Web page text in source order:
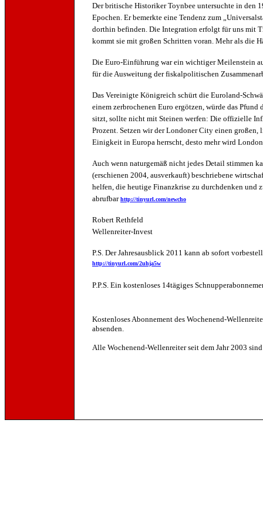
Der britische Historiker Toynbee untersuchte in den
Epochen. Er bemerkte eine Tendenz zum
dorthin befinden. Die Integration erfolgt für uns mit
kommt sie mit großen Schritten voran. Mehr als die
Die Euro-Einführung war ein wichtiger Meilenstein
für die Ausweitung der fiskalpolitischen
Das Vereinigte Königreich schürt die Euroland-
einem zerbrochenen Euro ergötzen, würde das
sitzt, sollte nicht mit Steinen werfen: Die offizielle
Prozent. Setzen wir der Londoner City einen
Einigkeit in Europa herrscht, desto mehr wird
Auch wenn naturgemäß nicht jedes Detail stimmen
(erschienen 2004, ausverkauft) beschriebene
helfen, die heutige Finanzkrise zu durchdenken und
abrufbarhttp://tinyurl.com/newcho
Robert Rethfeld
Wellenreiter-Invest
P.S. Der Jahresausblick 2011 kann ab sofort
http://tinyurl.com/2uhja5w
P.P.S. Ein kostenloses 14tägiges
KostenlosesAbonnement des Wochenend-
absenden.
Alle Wochenend-Wellenreiter seit dem Jahr 2003